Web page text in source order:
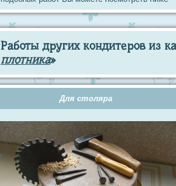
Работы других кондитеров из
плотника»
Для столяра